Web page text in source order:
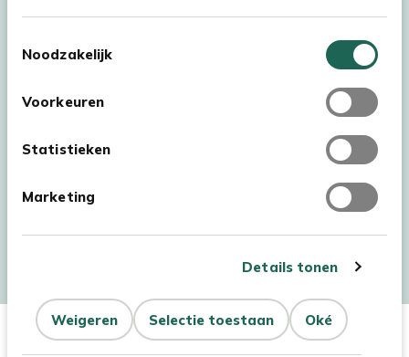
Noodzakelijk
Voorkeuren
Statistieken
Marketing
Details tonen
Oké
Selectie toestaan
Weigeren
Dit product is niet op
voorraad
Aantal
Niet op
voorraad